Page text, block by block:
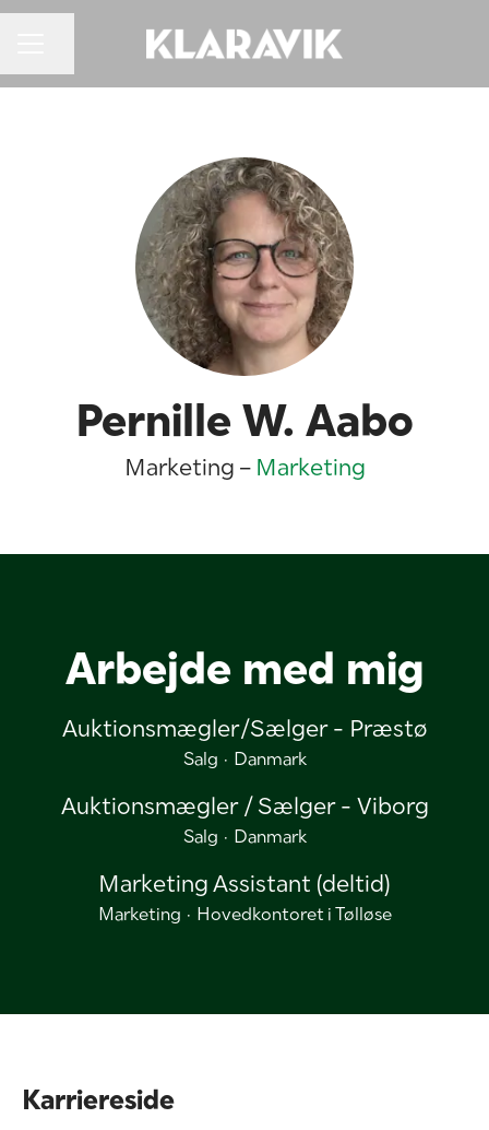
Pernille W. Aabo
Marketing – Marketing
Arbejde med mig
Auktionsmægler/Sælger - Præstø
Salg · Danmark
Auktionsmægler / Sælger - Viborg
Salg · Danmark
Marketing Assistant (deltid)
Marketing · Hovedkontoret i Tølløse
Karriereside